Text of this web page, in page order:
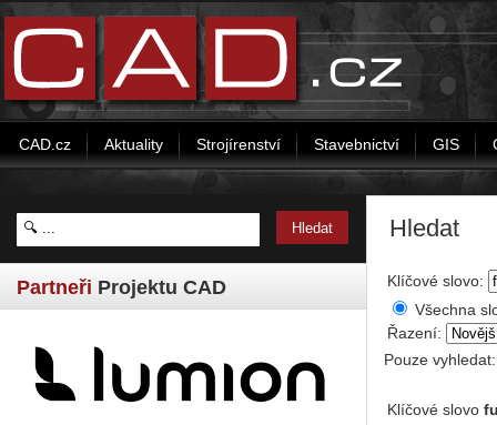
CAD.cz Aktuality Strojírenství Stavebnictví GIS
Partneři Projektu CAD
Hledat
Klíčové slovo:
Všechna
Řazení:
Pouze
Klíčové slovo